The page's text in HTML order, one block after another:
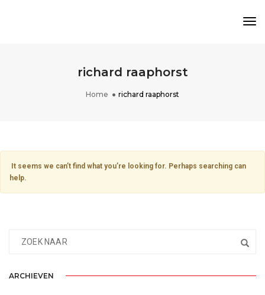
richard raaphorst
Home richard raaphorst
It seems we can’t find what you’re looking for. Perhaps searching can
help.
ARCHIEVEN